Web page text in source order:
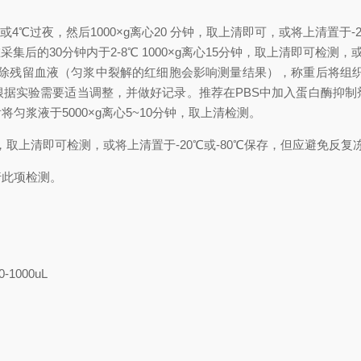
4℃过夜，然后1000×g离心20 分钟，取上清即可，或将上清置
集后的30分钟内于2-8℃ 1000×g离心15分钟，取上清即可检测
残留血液（匀浆中裂解的红细胞会影响测量结果），称重后将
实验需要适当调整，并做好记录。推荐在PBS中加入蛋白酶抑
匀浆液于5000×g离心5~10分钟，取上清检测。
取上清即可检测，或将上清置于-20℃或-80℃保存，但应避免反复
项检测。
1000uL